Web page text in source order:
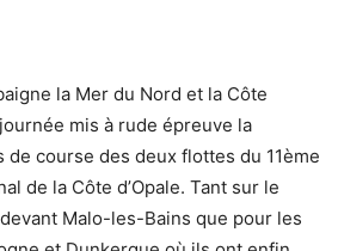
la Mer du Nord et la Côte
mis à rude épreuve la
de course des deux flottes du 11ème
de la Côte d’Opale. Tant sur le
Malo-les-Bains que pour les